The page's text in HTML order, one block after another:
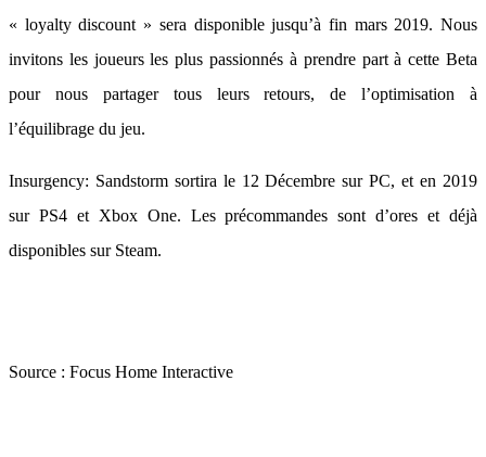
« loyalty discount » sera disponible jusqu’à fin mars 2019. Nous
invitons les joueurs les plus passionnés à prendre part à cette Beta
pour nous partager tous leurs retours, de l’optimisation à
l’équilibrage du jeu.
Insurgency: Sandstorm sortira le 12 Décembre sur PC, et en 2019
sur PS4 et Xbox One. Les précommandes sont d’ores et déjà
disponibles sur Steam.
Source : Focus Home Interactive